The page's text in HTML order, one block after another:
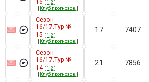
16 [1 2 ]
[Клуб прогнозов. ]
Сезон
16/17.Тур №
15 [1 2 ]
[Клуб прогнозов. ]
17 7407
Сезон
16/17.Тур №
14 [1 2 ]
[Клуб прогнозов. ]
21 7856